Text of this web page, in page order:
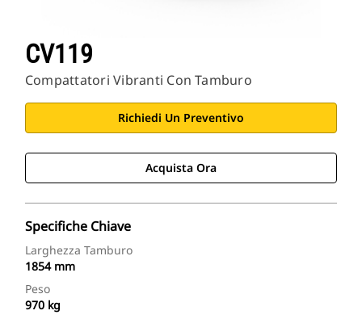
CV119
Compattatori Vibranti Con Tamburo
Richiedi Un Preventivo
Acquista Ora
Specifiche Chiave
Larghezza Tamburo
1854 mm
Peso
970 kg